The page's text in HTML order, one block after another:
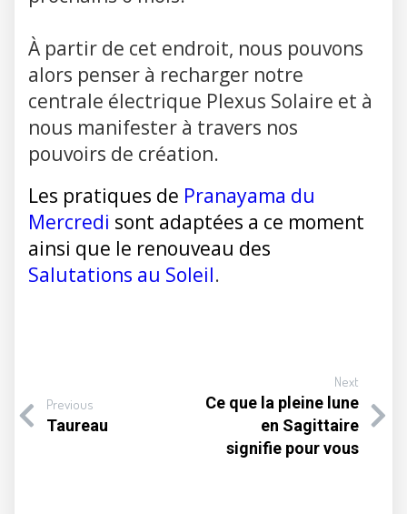
À partir de cet endroit, nous pouvons
alors penser à recharger notre
centrale électrique Plexus Solaire et à
nous manifester à travers nos
pouvoirs de création.
Les pratiques de Pranayama du
Mercredi sont adaptées a ce moment
ainsi que le renouveau des
Salutations au Soleil.
Previous
Taureau
Next
Ce que la pleine lune
en Sagittaire
signifie pour vous